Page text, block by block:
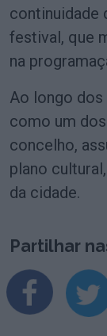
continuidade
festival, que
na
Ao longo
como um
concelho,
plano
da cidade.
Partilhar